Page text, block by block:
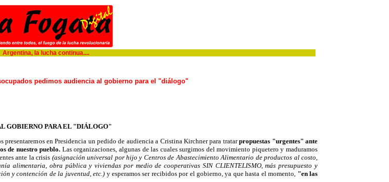
Argentina, la lucha continua....
pedimos audiencia al gobierno para el "diálogo"
GOBIERNO PARA EL "DIÁLOGO"
en Presidencia un pedido de audiencia a Cristina Kirchner para tratarpropuestas "urgentes" ante
de nuestro pueblo. Las organizaciones, algunas de las cuales surgimos del movimiento piquetero y maduramos
ante la crisis (asignación universal por hijo y Centros de Abastecimiento Alimentario de productos al costo,
alimentaria, obra pública y viviendas por medio de cooperativas SIN CLIENTELISMO, más presupuesto y
y contención de la juventud, etc.) y esperamos ser recibidos por el gobierno, ya que hasta el momento, "en las